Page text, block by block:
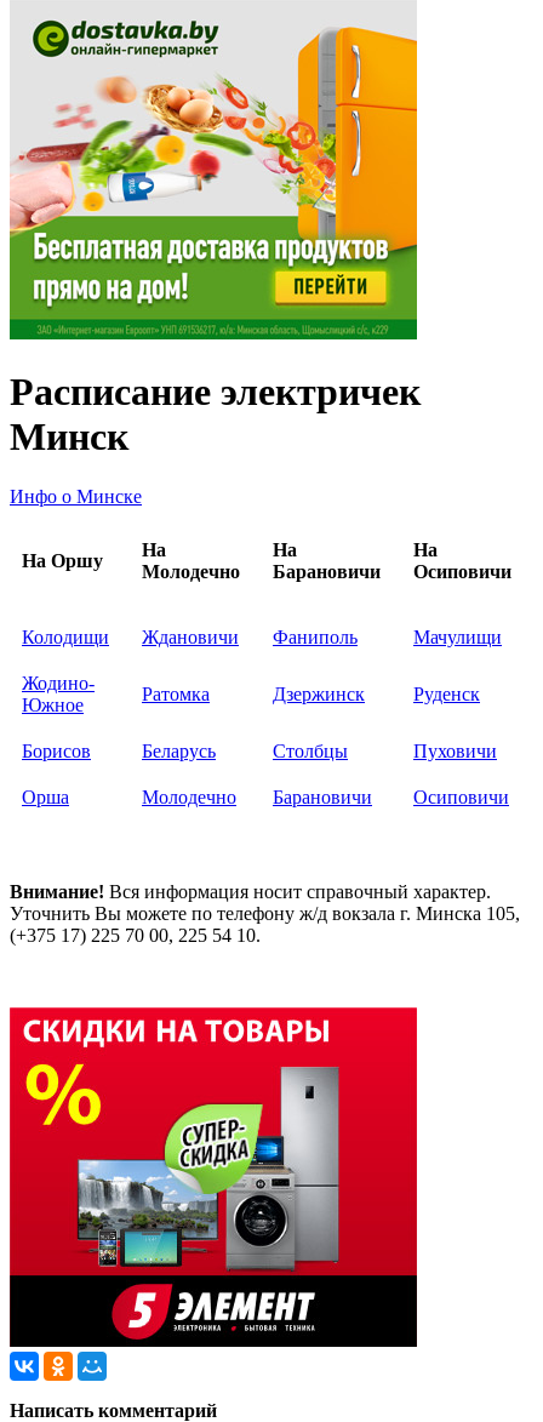
Расписание электричек
Минск
Инфо о Минске
На Оршу
На
Молодечно
На
Барановичи
На
Осиповичи
Колодищи Ждановичи Фаниполь Мачулищи
Жодино-
Южное
Ратомка Дзержинск Руденск
Борисов Беларусь Столбцы Пуховичи
Орша Молодечно Барановичи Осиповичи
Внимание! Вся информация носит справочный характер.
Уточнить Вы можете по телефону ж/д вокзала г. Минска 105,
(+375 17) 225 70 00, 225 54 10.
Написать комментарий